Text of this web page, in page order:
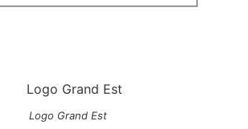
Logo Grand Est